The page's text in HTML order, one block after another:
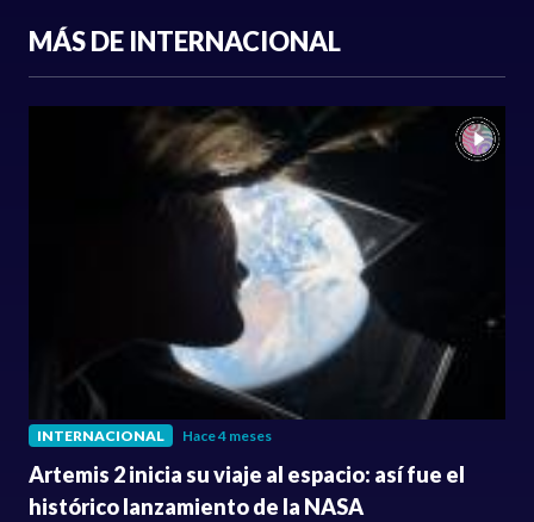
MÁS DE INTERNACIONAL
INTERNACIONAL Hace 4 meses
Artemis 2 inicia su viaje al espacio: así fue el
histórico lanzamiento de la NASA